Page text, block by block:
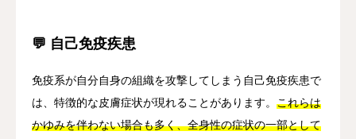
💬 自己免疫疾患
免疫系が自分自身の組織を攻撃してしまう自己免疫疾患で
は、特徴的な皮膚症状が現れることがあります。 これらは
かゆみを伴わない場合も多く、全身性の症状の一部として